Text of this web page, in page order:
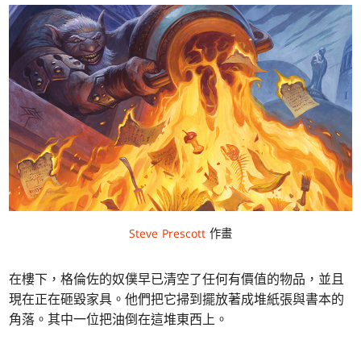
Steve Prescott 作畫
在樓下，格倫佐的奴僕早已清空了任何有價值的物品，並且
現在正在砸毀家具。他們把它掃到擺放著成堆紙張與書本的
角落。其中一位把油倒在這堆東西上。